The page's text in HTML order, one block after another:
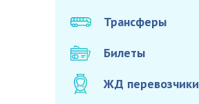
Трансферы
Билеты
ЖД перевозчики